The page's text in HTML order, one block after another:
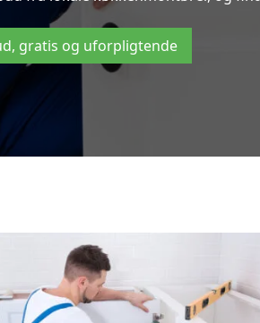
gratis og uforpligtende